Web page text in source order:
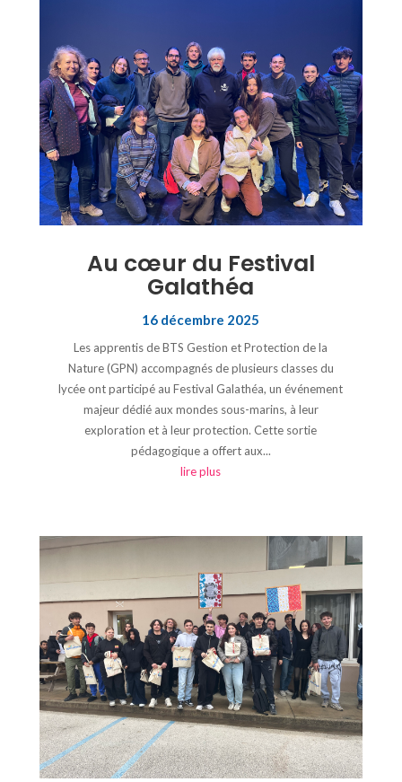
Au cœur du Festival
Galathéa
16 décembre 2025
Les apprentis de BTS Gestion et Protection de la
Nature (GPN) accompagnés de plusieurs classes du
lycée ont participé au Festival Galathéa, un événement
majeur dédié aux mondes sous-marins, à leur
exploration et à leur protection. Cette sortie
pédagogique a offert aux...
lire plus